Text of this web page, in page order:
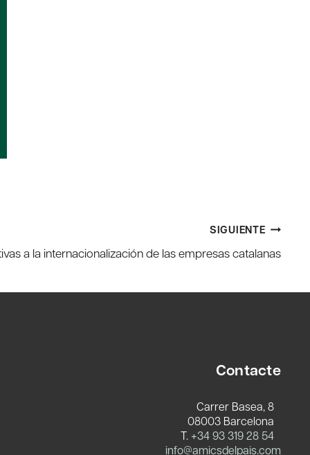
SIGUIENTE
a la internacionalización de las empresas catalanas
Contacte
Carrer Basea, 8
08003 Barcelona
T. +34 93 319 28 54
info@amicsdelpais.com